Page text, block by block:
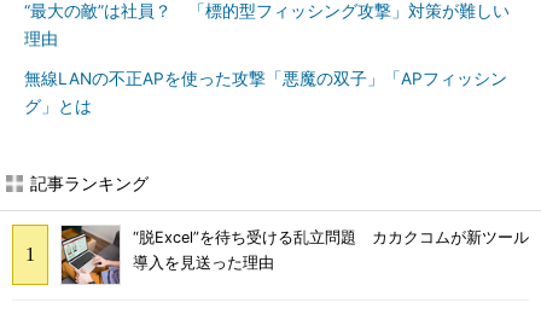
“最大の敵”は社員？ 「標的型フィッシング攻撃」対策が難しい
理由
無線LANの不正APを使った攻撃「悪魔の双子」「APフィッシン
グ」とは
記事ランキング
“脱Excel”を待ち受ける乱立問題 カカクコムが新ツール
導入を見送った理由